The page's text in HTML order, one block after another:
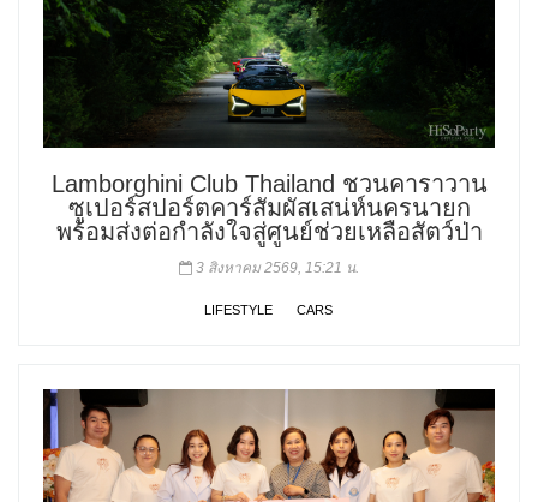
Lamborghini Club Thailand ชวนคาราวาน
ซูเปอร์สปอร์ตคาร์สัมผัสเสน่ห์นครนายก
พร้อมส่งต่อกำลังใจสู่ศูนย์ช่วยเหลือสัตว์ป่า
3 สิงหาคม 2569, 15:21 น.
LIFESTYLE CARS